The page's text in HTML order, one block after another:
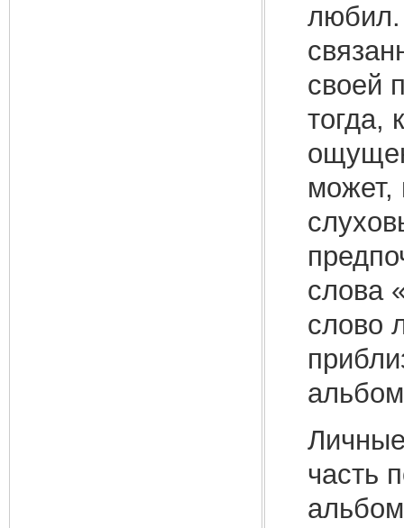
любил.
своей
тогда,
может,
слова
слово
часть